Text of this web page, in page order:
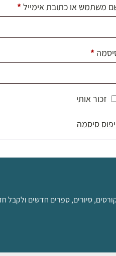
משתמש או כתובת אימייל*חובה
*חובה
זכור אותי
סיסמה
סיורים, ספרים חדשים ולקבל